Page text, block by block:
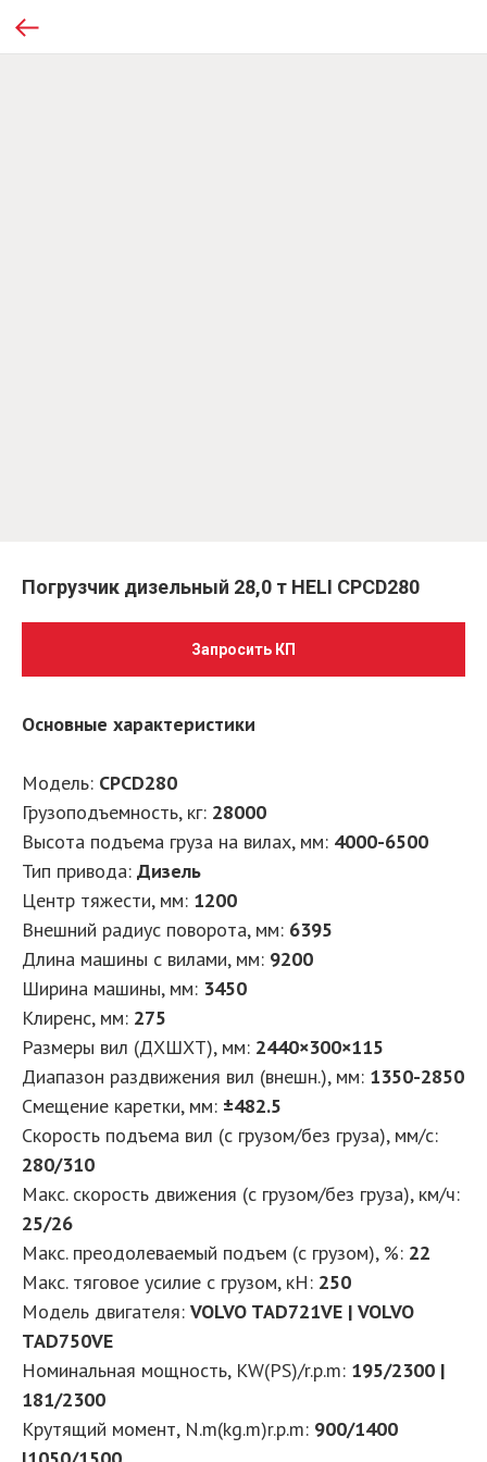
Погрузчик дизельный 28,0 т HELI CPCD280
Запросить КП
Основные характеристики
Модель: CPCD280
Грузоподъемность, кг: 28000
Высота подъема груза на вилах, мм: 4000-6500
Тип привода: Дизель
Центр тяжести, мм: 1200
Внешний радиус поворота, мм: 6395
Длина машины с вилами, мм: 9200
Ширина машины, мм: 3450
Клиренс, мм: 275
Размеры вил (ДXШXТ), мм: 2440×300×115
Диапазон раздвижения вил (внешн.), мм: 1350-2850
Смещение каретки, мм: ±482.5
Скорость подъема вил (с грузом/без груза), мм/с:
280/310
Макс. скорость движения (с грузом/без груза), км/ч:
25/26
Макс. преодолеваемый подъем (с грузом), %: 22
Макс. тяговое усилие с грузом, кН: 250
Модель двигателя: VOLVO TAD721VE | VOLVO
TAD750VE
Номинальная мощность, KW(PS)/r.p.m: 195/2300 |
181/2300
Крутящий момент, N.m(kg.m)r.p.m: 900/1400